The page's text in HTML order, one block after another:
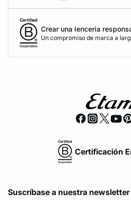
Crear una lencería
Un compromiso de marca a
Certificación
Suscríbase a nuestra newsletter